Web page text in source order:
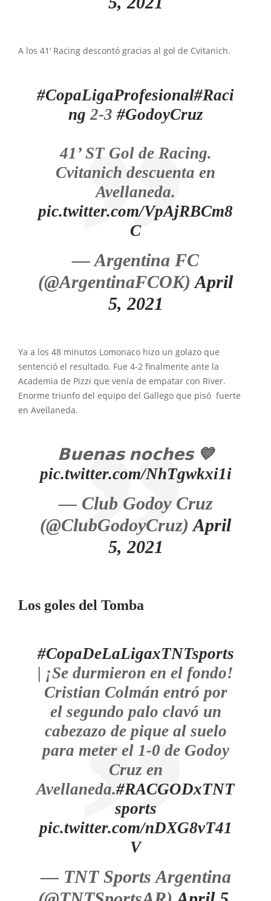
A los 41’ Racing descontó gracias al gol de Cvitanich.
#CopaLigaProfesional#Raci
ng 2-3 #GodoyCruz
41’ ST Gol de Racing.
Cvitanich descuenta en
Avellaneda.
pic.twitter.com/VpAjRBCm8
C
— Argentina FC
(@ArgentinaFCOK)April
5, 2021
Ya a los 48 minutos Lomonaco hizo un golazo que
sentenció el resultado. Fue 4-2 finalmente ante la
Academia de Pizzi que venía de empatar con River.
Enorme triunfo del equipo del Gallego que pisó fuerte
en Avellaneda.
𝗕𝘂𝗲𝗻𝗮𝘀 𝗻𝗼𝗰𝗵𝗲𝘀 💙
pic.twitter.com/NhTgwkxi1i
— Club Godoy Cruz
(@ClubGodoyCruz)April
5, 2021
Los goles del Tomba
#CopaDeLaLigaxTNTsports
| ¡Se durmieron en el fondo!
Cristian Colmán entró por
el segundo palo clavó un
cabezazo de pique al suelo
para meter el 1-0 de Godoy
Cruz en
Avellaneda.#RACGODxTNT
sports
pic.twitter.com/nDXG8vT41
V
— TNT Sports Argentina